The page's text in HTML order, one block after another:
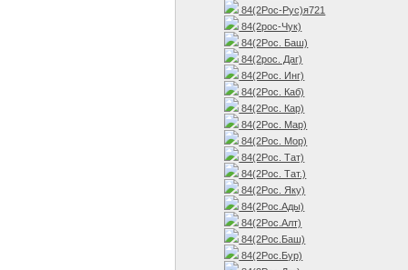
84(2Рос-Рус)я721
84(2рос-Чук)
84(2Рос. Баш)
84(2рос. Даг)
84(2Рос. Инг)
84(2Рос. Каб)
84(2Рос. Кар)
84(2Рос. Мар)
84(2Рос. Мор)
84(2Рос. Тат)
84(2Рос. Тат.)
84(2Рос. Яку)
84(2Рос.Ады)
84(2Рос.Алт)
84(2Рос.Баш)
84(2Рос.Бур)